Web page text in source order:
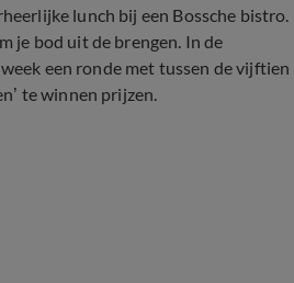
lunch bij een Bossche bistro.
je bod uit de brengen. In de
een ronde met tussen de vijftien
te winnen prijzen.